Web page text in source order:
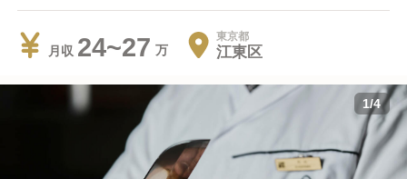
月収 24~27 東京都
江東区
1/4